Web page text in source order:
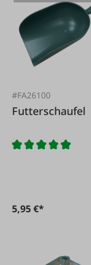
#FA26100
Futterschaufel
5,95 €*